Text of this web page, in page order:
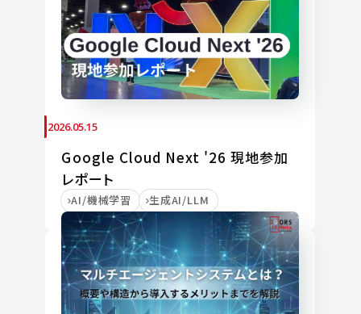
2026.05.15
Google Cloud Next '26 現地参加
レポート
AI/機械学習 生成AI/LLM